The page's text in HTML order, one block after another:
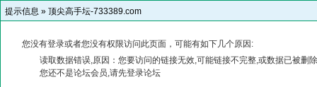
提示信息 » 顶尖高手坛-733389.com
您没有登录或者您没有权限访问此页面，可能有如下几个原因:
读取数据错误,原因：您要访问的链接无效,可能链接不完整,或数据已被删
您还不是论坛会员,请先登录论坛